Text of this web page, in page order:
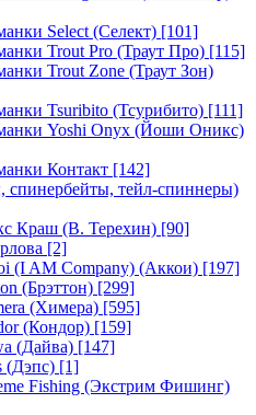
Select (Селект) [101]
Trout Pro (Траут Про) [115]
Trout Zone (Траут Зон)
Tsuribito (Тсурибито) [111]
Yoshi Onyx (Йоши Оникс)
Контакт [142]
спинербейты, тейл-спиннеры)
Краш (В. Терехин) [90]
[2]
(I AM Company) (Аккои) [197]
(Брэттон) [299]
(Химера) [595]
(Кондор) [159]
(Дайва) [147]
(Дэпс) [1]
Fishing (Экстрим Фишинг)